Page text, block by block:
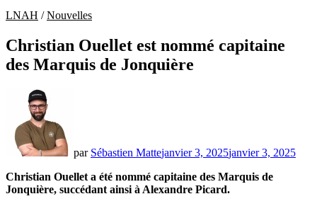
LNAH /Nouvelles
Christian Ouellet est nommé capitaine
des Marquis de Jonquière
par Sébastien Mattejanvier 3, 2025janvier 3, 2025
Christian Ouellet a été nommé capitaine des Marquis de
Jonquière, succédant ainsi à Alexandre Picard.